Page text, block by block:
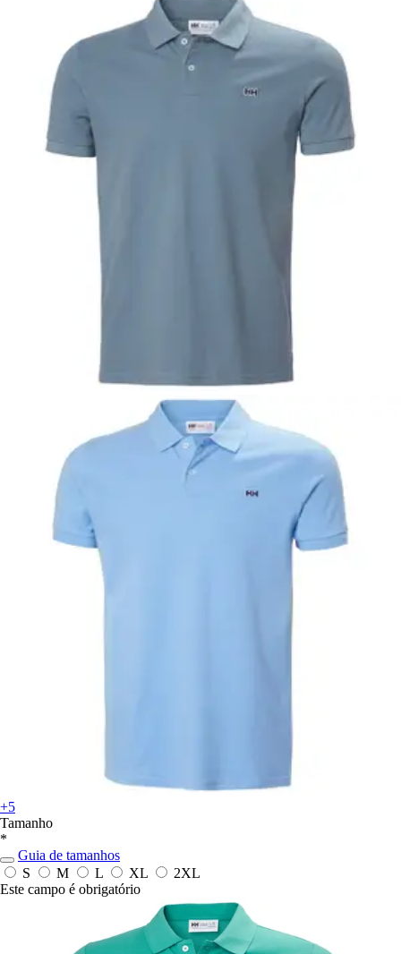
+5
Tamanho
*
Guia de tamanhos
S
M L XL
2XL
Este campo é obrigatório